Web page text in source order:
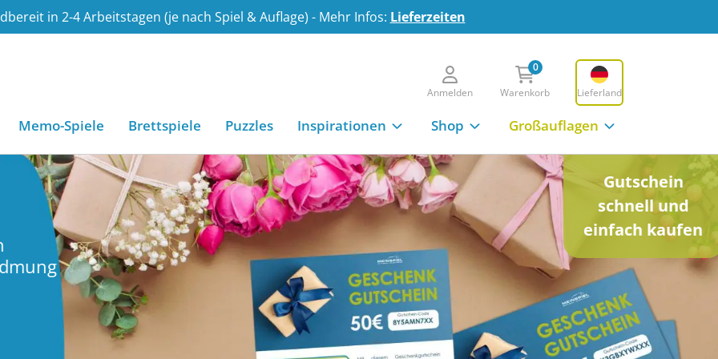
in 2-4 Arbeitstagen (je nach Spiel & Auflage) - Mehr Infos: Lieferzeiten
Anmelden
0
Warenkorb
Lieferland
Memo-Spiele Brettspiele Puzzles Inspirationen Shop Großauflagen
Gutschein
schnell und
einfach kaufen